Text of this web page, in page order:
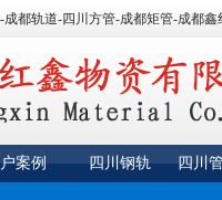
都轨道-四川方管-成都矩管-成都
案例 四川钢轨 四川